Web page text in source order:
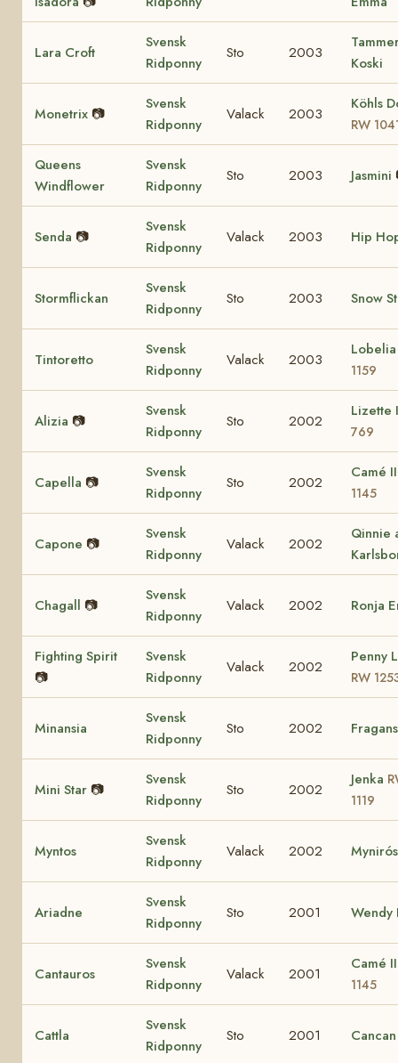
Lara Croft
Svensk
Ridponny
Sto 2003
Koski
Monetrix 📷
Svensk
Ridponny
Valack 2003
Köhls
RW
Queens
Windflower
Svensk
Ridponny
Sto 2003 Jasmini
Senda 📷
Svensk
Ridponny
Valack 2003 Hip
Stormflickan
Svensk
Ridponny
Sto 2003 Snow
Tintoretto
Svensk
Ridponny
Valack 2003
1159
Alizia 📷
Svensk
Ridponny
Sto 2002
Lizette
769
Capella 📷
Svensk
Ridponny
Sto 2002
Camé
1145
Capone 📷
Svensk
Ridponny
Valack 2002
Qinnie
Chagall 📷
Svensk
Ridponny
Valack 2002 Ronja
Fighting Spirit
📷
Svensk
Ridponny
Valack 2002
Penny
RW
Minansia
Svensk
Ridponny
Sto 2002
Mini Star 📷
Svensk
Ridponny
Sto 2002
Jenka
1119
Myntos
Svensk
Ridponny
Valack 2002
Ariadne
Svensk
Ridponny
Sto 2001 Wendy
Cantauros
Svensk
Ridponny
Valack 2001
Camé
1145
Cattla
Svensk
Ridponny
Sto 2001 Cancan